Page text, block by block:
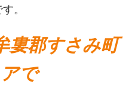
。
婁郡すさみ町
で